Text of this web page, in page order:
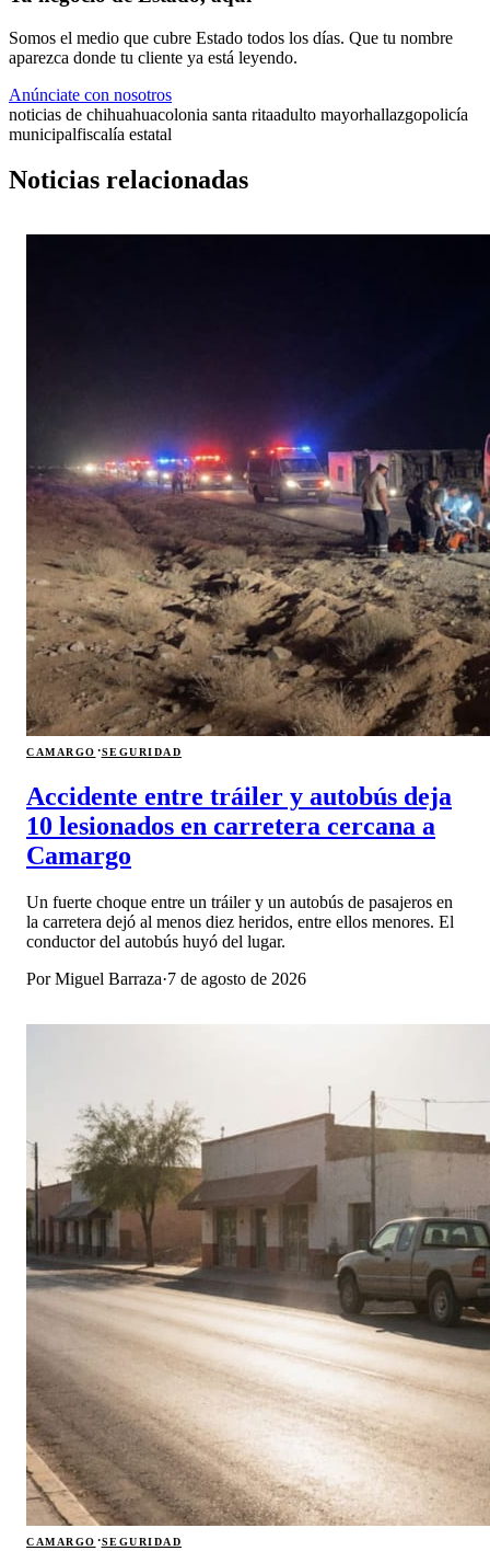
Somos el medio que cubre Estado todos los días. Que tu nombre
aparezca donde tu cliente ya está leyendo.
Anúnciate con nosotros
noticias de chihuahuacolonia santa ritaadulto mayorhallazgopolicía
municipalfiscalía estatal
Noticias relacionadas
CAMARGO ·SEGURIDAD
Accidente entre tráiler y autobús deja
10 lesionados en carretera cercana a
Camargo
Un fuerte choque entre un tráiler y un autobús de pasajeros en
la carretera dejó al menos diez heridos, entre ellos menores. El
conductor del autobús huyó del lugar.
PorMiguel Barraza·7 de agosto de 2026
CAMARGO ·SEGURIDAD